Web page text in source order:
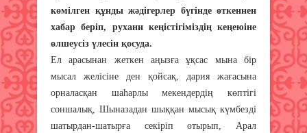
көмілген құнды жәдігерлер бүгінде өткеннен
хабар беріп, рухани кеңістігіміздің кеңеюіне
өлшеусіз үлесін қосуда.
Ел арасынан жеткен аңызға ұқсас мына бір
мысал желісіне ден қойсақ, дария жағасына
орналасқан шаһарлы мекендердің көптігі
соншалық, Шыназадан шыққан мысық күмбезді
шатырдан-шатырға секіріп отырып, Арал